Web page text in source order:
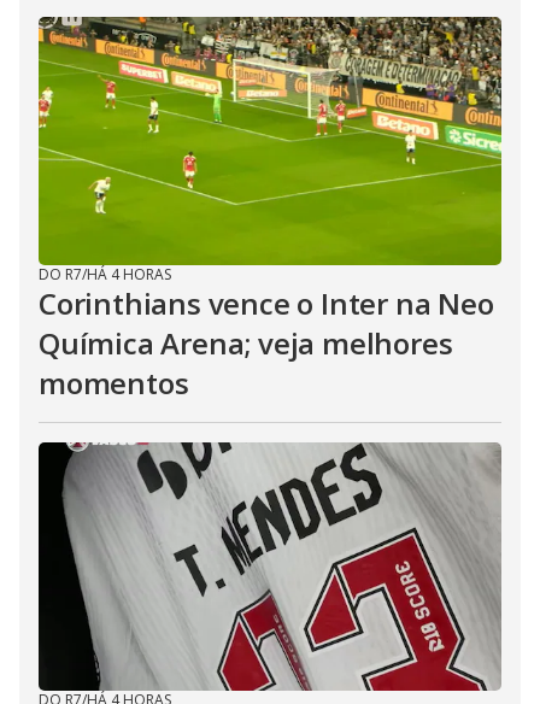
DO R7/HÁ 4 HORAS
Corinthians vence o Inter na Neo
Química Arena; veja melhores
momentos
DO R7/HÁ 4 HORAS